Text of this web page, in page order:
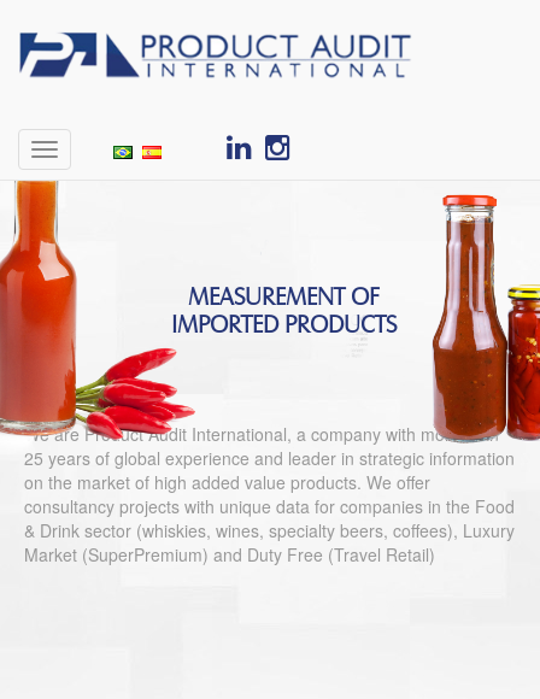
T
o
l
e
a
a
t
o
n
MEASUREMENT OF
IMPORTED PRODUCTS
We are Product Audit International, a company with more than
25 years of global experience and leader in strategic information
on the market of high added value products. We offer
consultancy projects with unique data for companies in the Food
& Drink sector (whiskies, wines, specialty beers, coffees), Luxury
Market (SuperPremium) and Duty Free (Travel Retail)